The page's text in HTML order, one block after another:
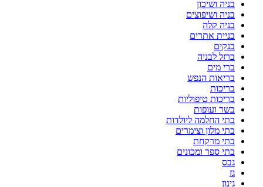
בניה ושיכון
בניה ושיפוצים
בניה קלה
בניית אתרים
בנקים
ברזל לבניה
ברי מים
בריאות הנפש
בריכות
בריכות טיפוליות
בשר ועופות
בתי החלמה ליולדות
בתי מלון וצימרים
בתי מרקחת
בתי ספר ומכונים
גבס
גז
גינון